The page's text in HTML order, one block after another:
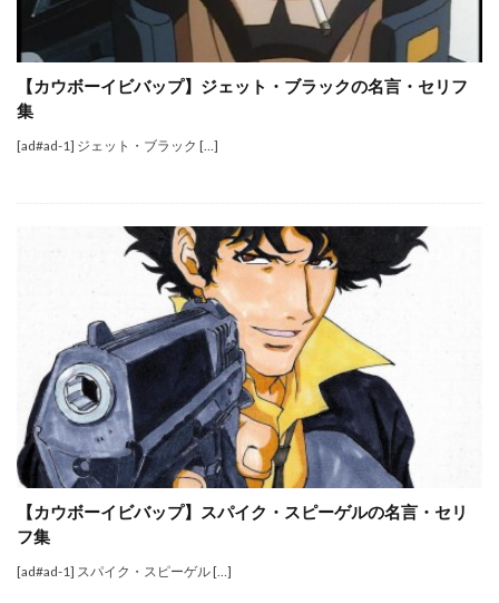
【カウボーイビバップ】ジェット・ブラックの名言・セリフ
集
[ad#ad-1] ジェット・ブラック […]
【カウボーイビバップ】スパイク・スピーゲルの名言・セリ
フ集
[ad#ad-1] スパイク・スピーゲル […]